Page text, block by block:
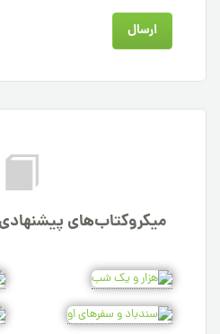
میکروکتاب‌های